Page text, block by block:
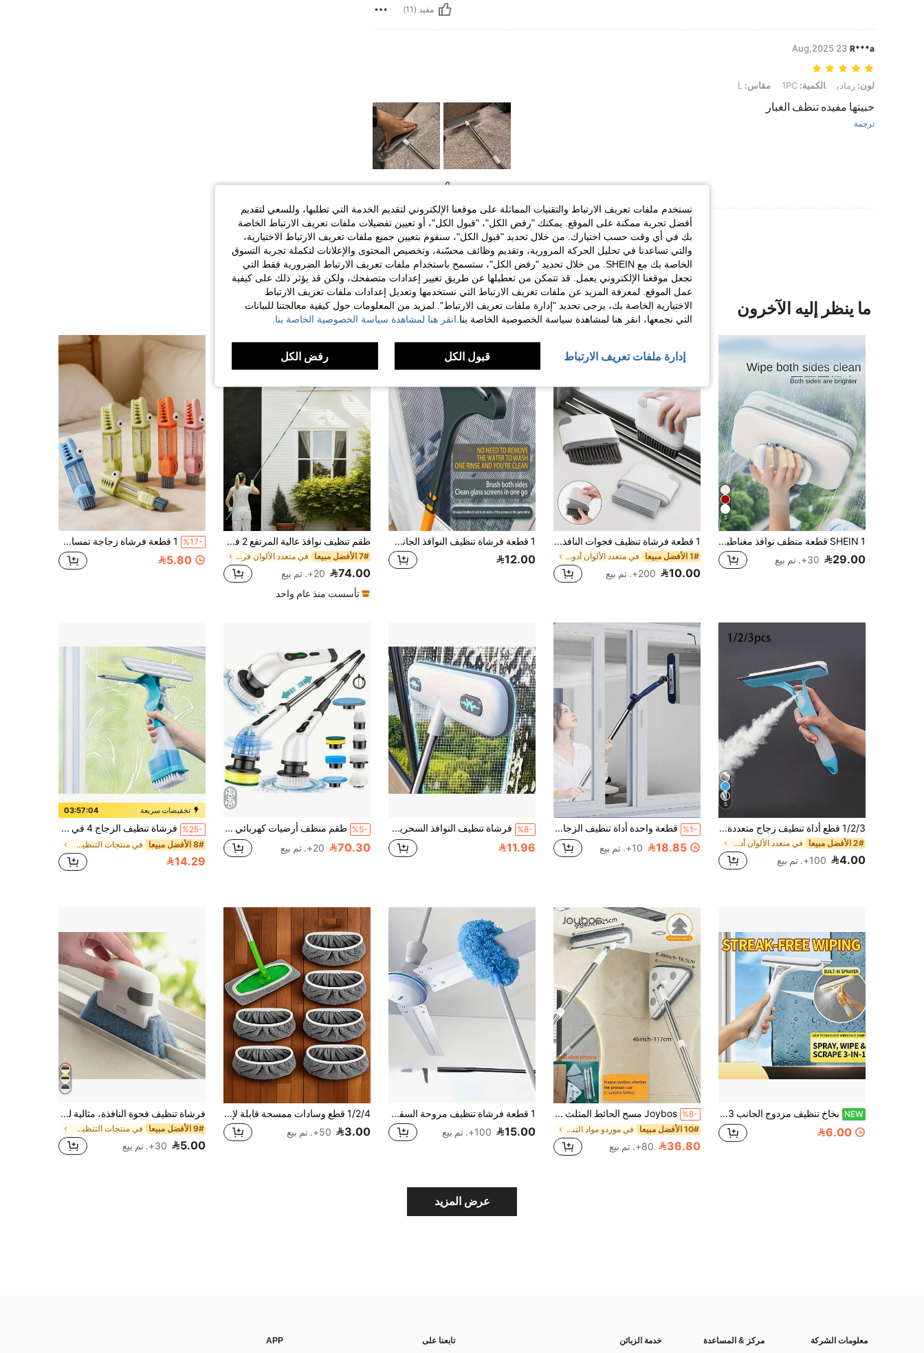
مفيد (11)
R***a
23 Aug,2025
لون: رمادي, الكمية: 1PC, مقاس: L
لون: رمادي الكمية: مقاس:
حبيتها مفيده تنظف الغبار
ترجمة
مفيد (10)
عرض المزيد من المراجعات
ما ينظر إليه الآخرون
5
SHEIN 1 قطعة منظف نوافذ مغناطيسي ثنائي الوجه قوي مع حبل أمان وتصميم مضاد للانحشار - أداة تنظيف زجاج بسمك 3-10 مم للمباني العالية/الشرفة/المنزل/المكتب - مقبض من ABS وطقم فرشاة للنوافذ الداخلية/الخارجية
29.00 30+. تم بيع
1 قطعة فرشاة تنظيف فجوات النافذة، فرشاة تنظيف الفجوات الصغيرة لمسار الباب، مسار النافذة، إطار النافذة، أخدود النافذة، أداة تنظيف أدوات المطبخ، هدية حفل الاستقبال
1# الأفضل مبيعا في متعدد الألوان أدوات تنظيف النوافذ
10.00 200+. تم بيع
1 قطعة فرشاة تنظيف النوافذ الجانب 2 في 1 ومكشطة الزجاج، لتنظيف الشاشات والنوافذ والنوافذ الزجاجية وجدران الحمام، أداة تنظيف النوافذ، للاستخدام الجاف والرطب، منظف النوافذ والزجاج متعدد الوظائف، ضروري لتنظيف المنزل
12.00
طقم تنظيف نوافذ عالية المرتفع 2 في 1، يشمل 10 قضبان تمديد لمسح وكشط الزجاج العالي، مع وسادات تنظيف من الألياف الدقيقة القابلة لإعادة الاستخدام، بدون حاجة لطاقة، قابلة للغسل في الغسالة، هدية مثالية لعيد الأم
7# الأفضل مبيعا في متعدد الألوان فرش التنظيف الأخرى
74.00 20+. تم بيع
تأسست منذ عام واحد
%17- 1 قطعة فرشاة زجاجة تمساح صغيرة متعددة الوظائف، منظف الحلمات والفجوات مع شعيرات سيليكون، فرشاة ناعمة قابلة للفصل بدون خدش، مستلزمات تغذية محمولة للسفر للأمهات والحضانة والاستخدام المنزلي
5.80
5
1/2/3 قطع أداة تنظيف زجاج متعددة الوظائف 3 في 1 مع بخاخ، مجموعة تنظيف زجاج النوافذ، ممسحة زجاج مع كاشطة وبخاخ، مناسبة للحمام والمطبخ وغرفة المعيشة وغرفة النوم والمرحاض - ممسحة مرآة ونوافذ فعالة
2# الأفضل مبيعا في متعدد الألوان أدوات تنظيف النوافذ
4.00 100+. تم بيع
%1- قطعة واحدة أداة تنظيف الزجاج 3 في 1، بطول 47.24 بوصة وعرض 9.45 بوصة، أداة تنظيف النوافذ المنزلية العالية متعددة الوظائف قابلة للدوران 360 درجة، أداة تنظيف النوافذ الجانب، أداة تنظيف الزجاج، مكشطة تنظيف الأرضيات، زجاج السيارة الأمامي، أداة كشط منزلية، مستلزمات التنظيف، أداة التنظيف. مناسبة لتنظيف الأرضيات والزجاج والرخام والجدران والمرايا. هدية العطلة.
18.85 10+. تم بيع
%8- فرشاة تنظيف النوافذ السحرية، مناسبة للشاشات والنوافذ/الزجاج - منظف شعر الحيوانات الأليفة | أداة منزلية قابلة لإعادة الاستخدام مع عمود مزدوج قابل للتمديد، طول قابل للتعديل | خيار هدية مثالي لعطلة نهاية الأسبوع، عيد المعلم، عيد الميلاد، هالوين
11.96
%5- طقم منظف أرضيات كهربائي دوار، يشمل 8 رؤوس فرشاة قابلة للاستبدال، فرشاة تنظيف كهربائية لاسلكية مع مقبض طويل قابل للتعديل، منظف أرضية الحمام القابل للشحن، مناسب للحمام والمطبخ والحوض والبلاط والحمام والسيارة، مستلزمات التنظيف
70.30 20+. تم بيع
تخفيضات سريعة 03:57:03
%25- فرشاة تنظيف الزجاج 4 في 1، منظف نوافذ متعدد الاستخدامات للكشط والمسح والفرك والرش، أداة تنظيف منزلية إبداعية للحمام والمرآة والنافذة والزجاج والبلاط، أدوات تنظيف، مستلزمات تنظيف
8# الأفضل مبيعا في منتجات التنظيف المنزلية أدوات تنظيف النوافذ
14.29
NEW بخاخ تنظيف مزدوج الجانب 3 في 1 للجنسين مع فوهة، تركيبة قوية لإزالة الدهون، مناسب لتنظيف المنزل/إزالة الدهون من المطبخ/إزالة الرواسب من الحمام/تنظيف السكن الجامعي، هدية مثالية لعيد الأم/التخرج
6.00
%8- Joybos مسح الحائط المثلث بمقبض طويل 46.85 بوصة، يأتي مع 2 وسادة تنظيف، مواد ميكروفايبر متعددة الوظائف للاستخدام الرطب والجاف. مسح الحائط قابل للدوران 360 درجة لتنظيف الأرضيات والأسقف والنوافذ والقواعد.
10# الأفضل مبيعا في موردو مواد التنظيف المنزلية الموصى بهم أدوات ال
36.80 80+. تم بيع
1 قطعة فرشاة تنظيف مروحة السقف من الميكروفايبر قابلة للتمديد مع رأس قابل للغسل - مثالية للأسقف العالية والأثاث وتنظيف السيارات منظف مروحة السقف فرشاة منظف المروحة
15.00 100+. تم بيع
1/2/4 قطع وسادات ممسحة قابلة لإعادة الاستخدام، أغطية ممسحة مسطحة جافة & رطبة، وسادات قابلة للغسل لتنظيف الأرضيات الخشبية الصلبة: متينة، عالية الامتصاص، مناسبة للتنظيف الجاف & الرطب، متوافقة مع معظم المماسح المسطحة، رأس الممسحة غير مشمول، أداة فعالة للعناية بالأرضيات|سطح مفصل|مادة عالية الامتصاص، ممسحة أرضية منزلية، ممسحة، مطبخ
3.00 50+. تم بيع
فرشاة تنظيف فجوة النافذة، مثالية لتنظيف زجاج النوافذ وتنظيف الزوايا قطعة واحدة
9# الأفضل مبيعا في منتجات التنظيف المنزلية أدوات تنظيف النوافذ
5.00 30+. تم بيع
عرض المزيد
معلومات الشركة مركز & المساعدة خدمة الزبائن تابعنا على APP
نستخدم ملفات تعريف الارتباط والتقنيات المماثلة على موقعنا الإلكتروني لتقديم الخدمة التي تطلبها، وللسعي لتقديم
أفضل تجربة ممكنة على الموقع. يمكنك "رفض الكل"، "قبول الكل"، أو تعيين تفضيلات ملفات تعريف الارتباط الخاصة
بك في أي وقت حسب اختيارك. من خلال تحديد "قبول الكل"، سنقوم بتعيين جميع ملفات تعريف الارتباط الاختيارية،
والتي تساعدنا في تحليل الحركة المرورية، وتقديم وظائف محسّنة، وتخصيص المحتوى والإعلانات لتكملة تجربة التسوق
الخاصة بك مع SHEIN. من خلال تحديد "رفض الكل"، ستسمح باستخدام ملفات تعريف الارتباط الضرورية فقط التي
تجعل موقعنا الإلكتروني يعمل. قد تتمكن من تعطيلها عن طريق تغيير إعدادات متصفحك، ولكن قد يؤثر ذلك على كيفية
عمل الموقع. لمعرفة المزيد عن ملفات تعريف الارتباط التي نستخدمها وتعديل إعدادات ملفات تعريف الارتباط
الاختيارية الخاصة بك، يرجى تحديد "إدارة ملفات تعريف الارتباط". لمزيد من المعلومات حول كيفية معالجتنا للبيانات
التي نجمعها، انقر هنا لمشاهدة سياسة الخصوصية الخاصة بنا. انقر هنا لمشاهدة سياسة الخصوصية الخاصة بنا.
إدارة ملفات تعريف الارتباط قبول الكل رفض الكل